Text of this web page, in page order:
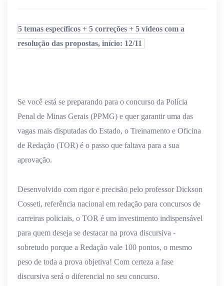
5 temas específicos + 5 correções + 5 vídeos com a
resolução das propostas, início: 12/11
Se você está se preparando para o concurso da Polícia
Penal de Minas Gerais (PPMG) e quer garantir uma das
vagas mais disputadas do Estado, o Treinamento e Oficina
de Redação (TOR) é o passo que faltava para a sua
aprovação.
Desenvolvido com rigor e precisão pelo professorDickson
Cosseti, referência nacional em redação para concursos de
carreiras policiais, o TOR é um investimento indispensável
para quem deseja se destacar na prova discursiva -
sobretudo porque a Redação vale 100 pontos, o mesmo
peso de toda a prova objetiva! Com certeza a fase
discursiva será o diferencial no seu concurso.